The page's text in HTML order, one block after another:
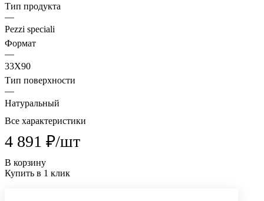
Тип продукта
—
Pezzi speciali
Формат
—
33X90
Тип поверхности
—
Натуральный
Все характеристики
4 891 ₽/шт
В корзину
Купить в 1 клик